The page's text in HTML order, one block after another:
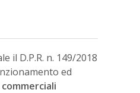
il D.P.R. n. 149/2018
ed